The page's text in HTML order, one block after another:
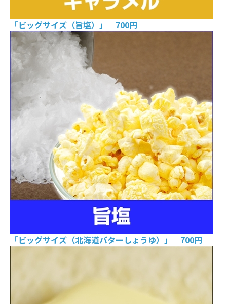
「ビッグサイズ（旨塩）」 700円
「ビッグサイズ（北海道バターしょうゆ）」 700円